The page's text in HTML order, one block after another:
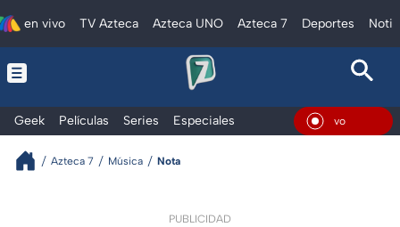
en vivo TV Azteca Azteca UNO Azteca 7 Deportes
Geek Películas Series Especiales En
Azteca 7 Música Nota
PUBLICIDAD